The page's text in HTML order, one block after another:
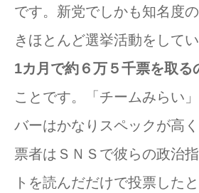
です。新党でしかも知名度
きほとんど選挙活動をして
1カ月で約６万５千票を取る
ことです。「チームみらい
バーはかなりスペックが高
票者はＳＮＳで彼らの政治
トを読んだだけで投票した